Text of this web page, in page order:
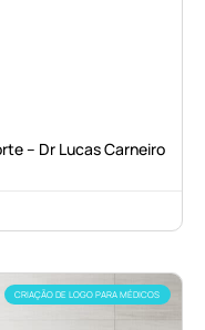
– Dr Lucas Carneiro
CRIAÇÃO DE LOGO PARA MÉDICOS